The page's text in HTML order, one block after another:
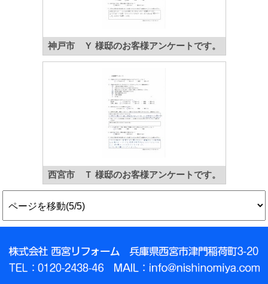
神戸市 Ｙ 様邸のお客様アンケートです。
西宮市 Ｔ 様邸のお客様アンケートです。